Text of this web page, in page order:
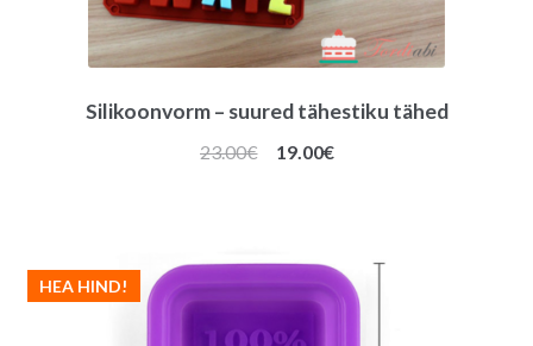
Silikoonvorm – suured tähestiku tähed
23.00€
Algne
19.00€Praegune
HEA HIND!